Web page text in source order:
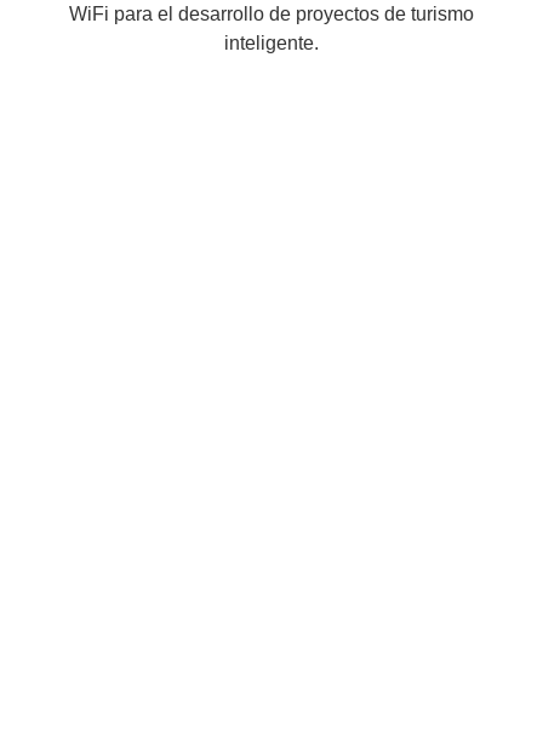
WiFi para el desarrollo de proyectos de turismo
inteligente.